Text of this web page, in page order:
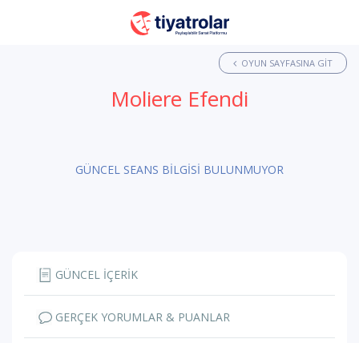
OYUN SAYFASINA GIT
Moliere Efendi
GÜNCEL SEANS BİLGİSİ BULUNMUYOR
GÜNCEL İÇERİK
GERÇEK YORUMLAR & PUANLAR